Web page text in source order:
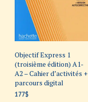
Objectif Express 1
(troisième édition) A1-
A2 – Cahier d’activités +
parcours digital
177$